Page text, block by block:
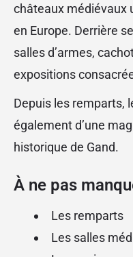
châteaux médiévaux
en Europe. Derrière
salles d’armes,
expositions
Depuis les remparts,
également d’une
historique de Gand.
À ne pas
Les remparts
Les salles